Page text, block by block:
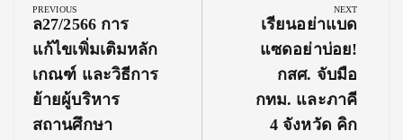
navigation
PREVIOUS
Previous
Post:
ล27/2566 การ
แก้ไขเพิ่มเติมหลัก
เกณฑ์ และวิธีการ
ย้ายผู้บริหาร
สถานศึกษา
NEXT
Next
Post:
เรียนอย่าแบด
แซดอย่าบ่อย!
กสศ. จับมือ
กทม. และภาคี
4 จังหวัด คิก